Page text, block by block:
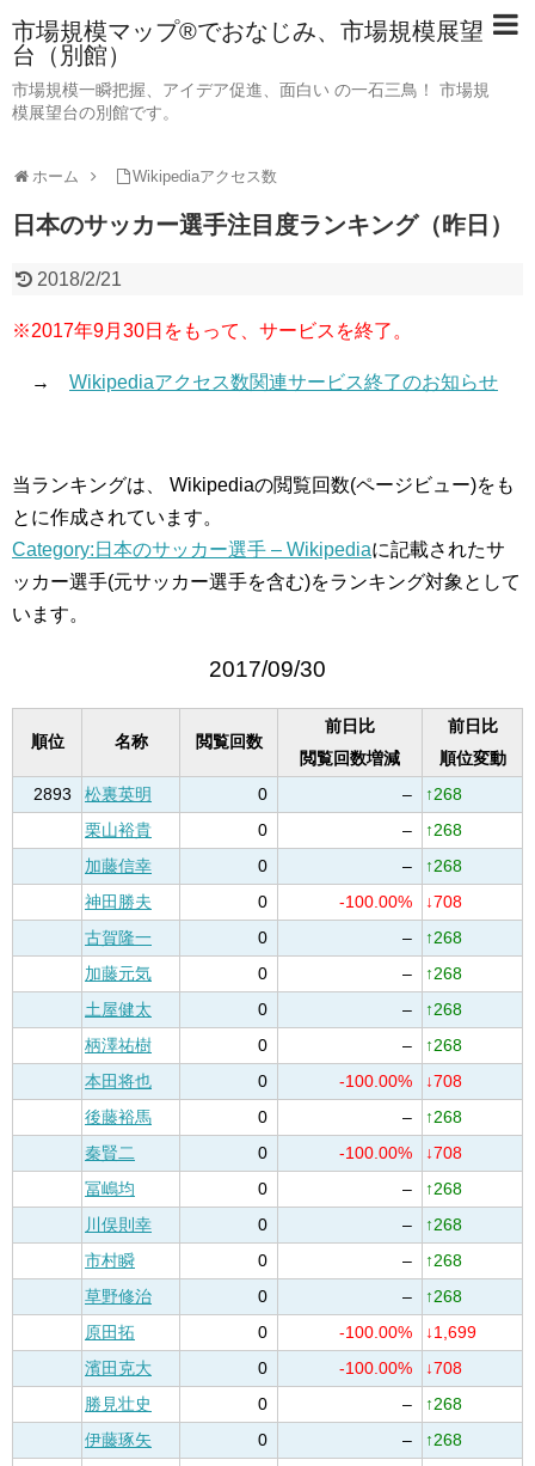
市場規模マップ®でおなじみ、市場規模展望
台（別館）
市場規模一瞬把握、アイデア促進、面白い の一石三鳥！ 市場規
模展望台の別館です。
ホーム Wikipediaアクセス数
日本のサッカー選手注目度ランキング（昨日）
2018/2/21
※2017年9月30日をもって、サービスを終了。
→ Wikipediaアクセス数関連サービス終了のお知らせ
当ランキングは、 Wikipediaの閲覧回数(ページビュー)をも
とに作成されています。
Category:日本のサッカー選手 – Wikipediaに記載されたサ
ッカー選手(元サッカー選手を含む)をランキング対象として
います。
2017/09/30
順位 名称 閲覧回数
前日比
閲覧回数増減
前日比
順位変動
2893
松裏英明 0 –
↑268
栗山裕貴
0 –
↑268
加藤信幸
0 –
↑268
神田勝夫
0 -100.00%
↓708
古賀隆一
0 –
↑268
加藤元気
0 –
↑268
土屋健太
0 –
↑268
柄澤祐樹
0 –
↑268
本田将也
0 -100.00%
↓708
後藤裕馬
0 –
↑268
秦賢二
0 -100.00%
↓708
冨嶋均
0 –
↑268
川俣則幸
0 –
↑268
市村瞬
0 –
↑268
草野修治
0 –
↑268
原田拓
0 -100.00%
↓1,699
濱田克大
0 -100.00%
↓708
勝見壮史
0 –
↑268
伊藤琢矢
0 –
↑268